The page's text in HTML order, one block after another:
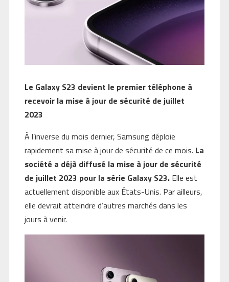
Le Galaxy S23 devient le premier téléphone à
recevoir la mise à jour de sécurité de juillet
2023
À l’inverse du mois dernier, Samsung déploie
rapidement sa mise à jour de sécurité de ce mois. La
société a déjà diffusé la mise à jour de sécurité
de juillet 2023 pour la série Galaxy S23.Elle est
actuellement disponible aux États-Unis. Par ailleurs,
elle devrait atteindre d’autres marchés dans les
jours à venir.